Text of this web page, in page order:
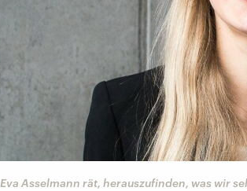
Eva Asselmann rät, herauszufinden, was wir